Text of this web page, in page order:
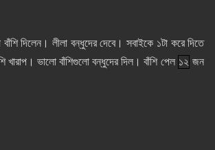
বাঁশি দিলেন। লীলা বন্ধুদের দেবে। সবাইকে ১টা করে দিতে
খারাপ। ভালো বাঁশিগুলো বন্ধুদের দিল। বাঁশি পেল ১২ জন